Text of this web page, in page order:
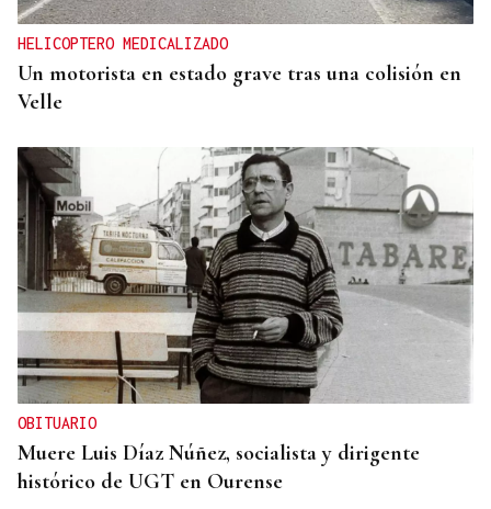
HELICOPTERO MEDICALIZADO
Un motorista en estado grave tras una colisión en
Velle
OBITUARIO
Muere Luis Díaz Núñez, socialista y dirigente
histórico de UGT en Ourense